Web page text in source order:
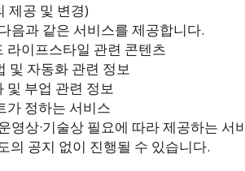
제공 및 변경)
음과 같은 서비스를 제공합니다.
라이프스타일 관련 콘텐츠
및 자동화 관련 정보
및 부업 관련 정보
가 정하는 서비스
영상·기술상 필요에 따라 제공하는
의 공지 없이 진행될 수 있습니다.